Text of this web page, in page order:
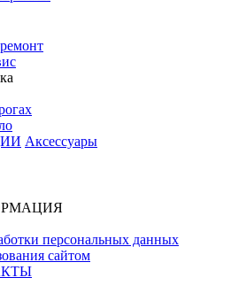
Аксессуары
персональных данных
сайтом